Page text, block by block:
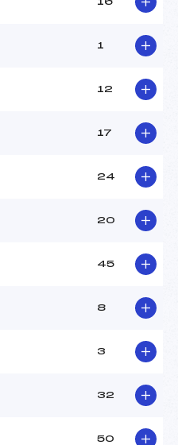
44
CLAIR (SA)
RIEUSSEC (SA)
MASSON (SA)
88.2600
16
1
12
17
24
20
45
8
3
32
50